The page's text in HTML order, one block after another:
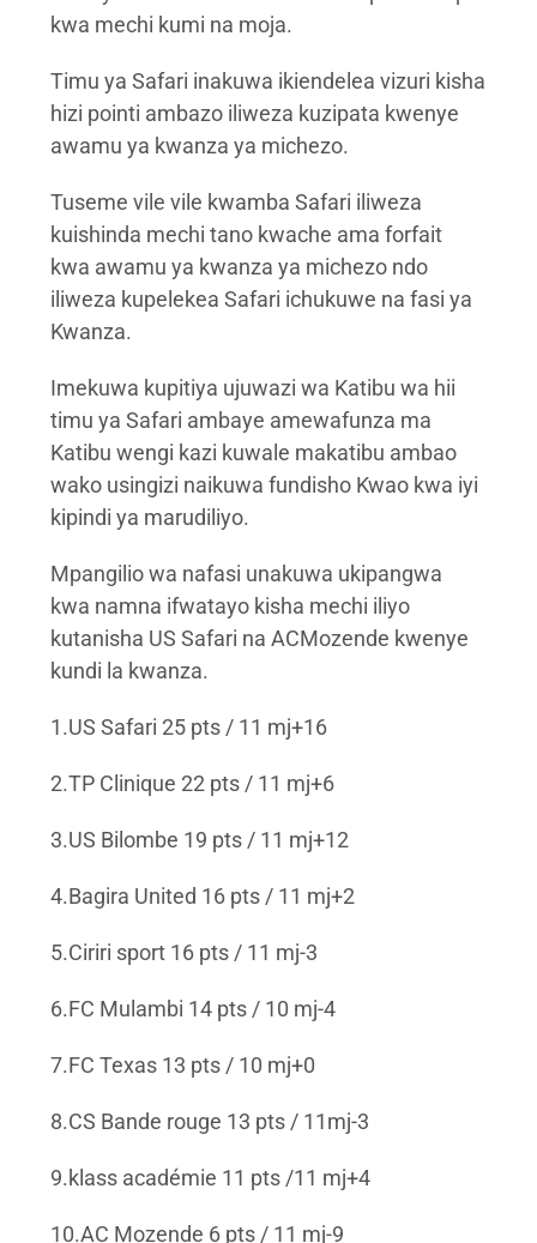
kwa mechi kumi na moja.
Timu ya Safari inakuwa ikiendelea vizuri kisha
hizi pointi ambazo iliweza kuzipata kwenye
awamu ya kwanza ya michezo.
Tuseme vile vile kwamba Safari iliweza
kuishinda mechi tano kwache ama forfait
kwa awamu ya kwanza ya michezo ndo
iliweza kupelekea Safari ichukuwe na fasi ya
Kwanza.
Imekuwa kupitiya ujuwazi wa Katibu wa hii
timu ya Safari ambaye amewafunza ma
Katibu wengi kazi kuwale makatibu ambao
wako usingizi naikuwa fundisho Kwao kwa iyi
kipindi ya marudiliyo.
Mpangilio wa nafasi unakuwa ukipangwa
kwa namna ifwatayo kisha mechi iliyo
kutanisha US Safari na ACMozende kwenye
kundi la kwanza.
1.US Safari 25 pts / 11 mj+16
2.TP Clinique 22 pts / 11 mj+6
3.US Bilombe 19 pts / 11 mj+12
4.Bagira United 16 pts / 11 mj+2
5.Ciriri sport 16 pts / 11 mj-3
6.FC Mulambi 14 pts / 10 mj-4
7.FC Texas 13 pts / 10 mj+0
8.CS Bande rouge 13 pts / 11mj-3
9.klass académie 11 pts /11 mj+4
10.AC Mozende 6 pts / 11 mj-9